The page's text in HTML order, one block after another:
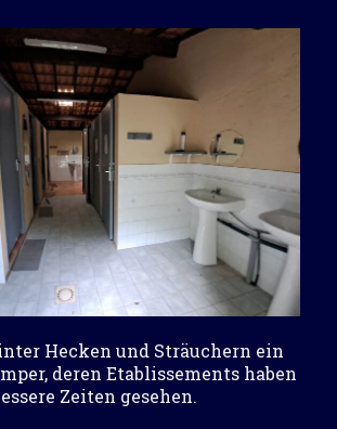
Hecken und Sträuchern ein
deren Etablissements haben
Zeiten gesehen.